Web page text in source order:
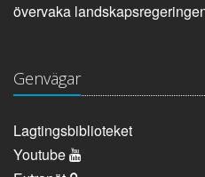
övervaka
Genvägar
Lagtingsbiblioteket
Youtube